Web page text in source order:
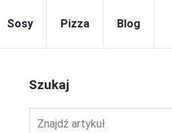
Sosy Pizza Blog
Szukaj